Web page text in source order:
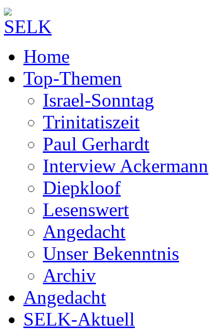
Home
Top-Themen
Israel-Sonntag
Trinitatiszeit
Paul Gerhardt
Interview Ackermann
Diepkloof
Lesenswert
Angedacht
Unser Bekenntnis
Archiv
Angedacht
SELK-Aktuell